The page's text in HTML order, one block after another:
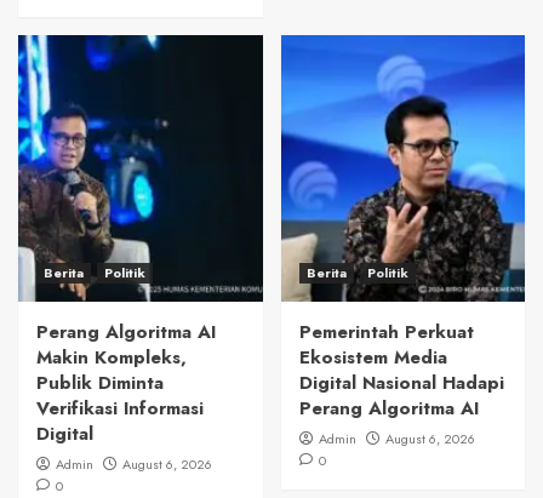
Berita Politik
Perang Algoritma AI
Makin Kompleks,
Publik Diminta
Verifikasi Informasi
Digital
Admin
August 6, 2026
0
Berita Politik
Pemerintah Perkuat
Ekosistem Media
Digital Nasional Hadapi
Perang Algoritma AI
Admin
August 6, 2026
0